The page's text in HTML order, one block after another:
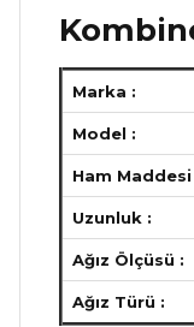
Marka :
Model :
Ham Maddesi
Uzunluk :
Ağız Ölçüsü :
Ağız Türü :